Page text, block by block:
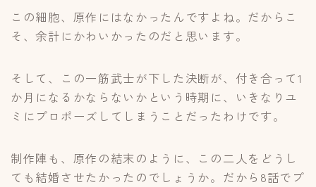
この細胞、原作にはなかったんですよね。だからこ
そ、余計にかわいかったのだと思います。
そして、この一筋武士が下した決断が、付き合って1
か月になるかならないかという時期に、いきなりユ
ミにプロポーズしてしまうことだったわけです。
制作陣も、原作の結末のように、この二人をどうし
ても結婚させたかったのでしょうか。だから8話でプ